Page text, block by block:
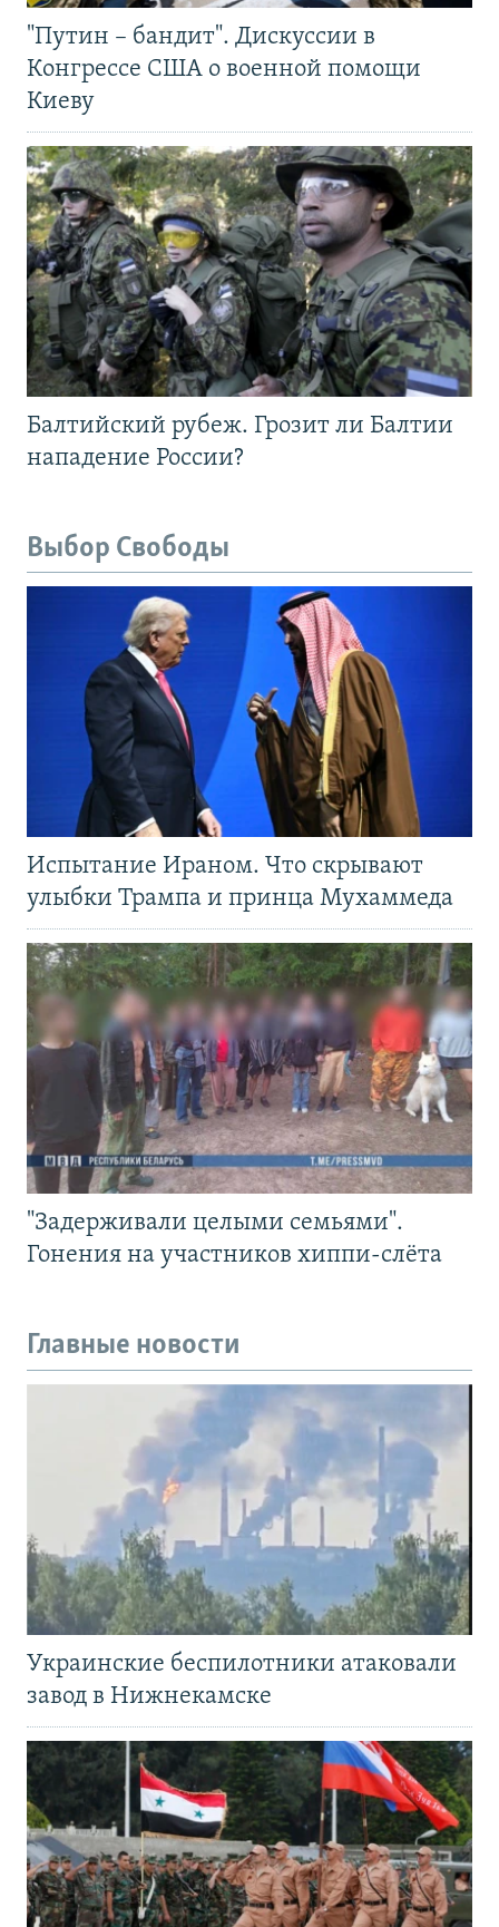
"Путин – бандит". Дискуссии в
Конгрессе США о военной помощи
Киеву
Балтийский рубеж. Грозит ли Балтии
нападение России?
Выбор Свободы
Испытание Ираном. Что скрывают
улыбки Трампа и принца Мухаммеда
"Задерживали целыми семьями".
Гонения на участников хиппи-слёта
Главные новости
Украинские беспилотники атаковали
завод в Нижнекамске